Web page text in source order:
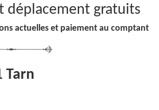
déplacement gratuits
actuelles et paiement au comptant
Tarn